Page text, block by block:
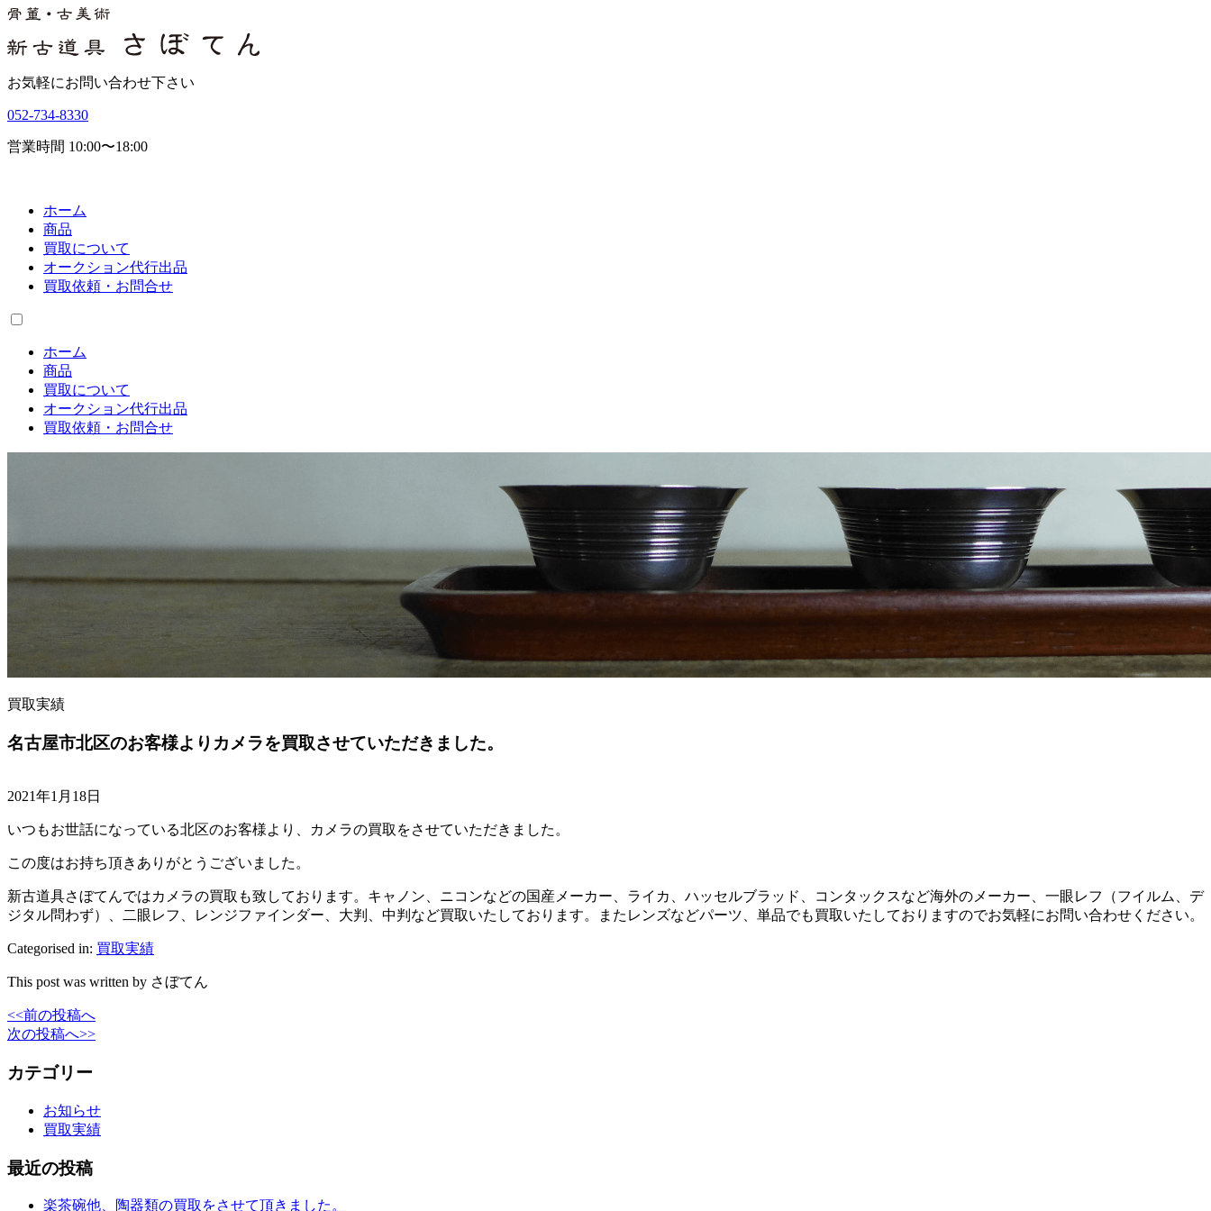
お気軽にお問い合わせ下さい
052-734-8330
営業時間 10:00〜18:00
ホーム
商品
買取について
オークション代行出品
買取依頼・お問合せ
ホーム
商品
買取について
オークション代行出品
買取依頼・お問合せ
買取実績
名古屋市北区のお客様よりカメラを買取させていただきました。
2021年1月18日
いつもお世話になっている北区のお客様より、カメラの買取をさせていただきました。
この度はお持ち頂きありがとうございました。
新古道具さぼてんではカメラの買取も致しております。キャノン、ニコンなどの国産メーカー、ライカ、ハッセルブラッド、コンタックスなど海外のメーカー、一眼レフ（フイルム、デ
ジタル問わず）、二眼レフ、レンジファインダー、大判、中判など買取いたしております。またレンズなどパーツ、単品でも買取いたしておりますのでお気軽にお問い合わせください。
Categorised in: 買取実績
This post was written by さぼてん
<<前の投稿へ
次の投稿へ>>
カテゴリー
お知らせ
買取実績
最近の投稿
楽茶碗他、陶器類の買取をさせて頂きました。